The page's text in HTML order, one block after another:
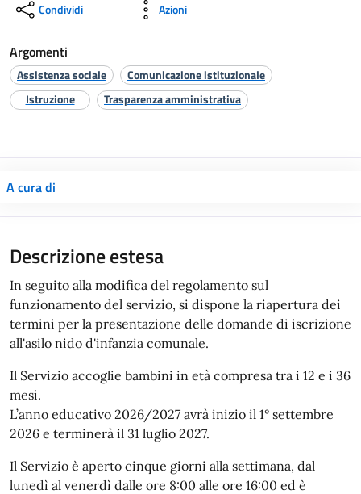
Condividi Azioni
Argomenti
Assistenza sociale
Comunicazione istituzionale
Istruzione
Trasparenza amministrativa
A cura di
Descrizione estesa
In seguito alla modifica del regolamento sul
funzionamento del servizio, si dispone la riapertura dei
termini per la presentazione delle domande di iscrizione
all'asilo nido d'infanzia comunale.
Il Servizio accoglie bambini in età compresa tra i 12 e i 36
mesi.
L’anno educativo 2026/2027 avrà inizio il 1° settembre
2026 e terminerà il 31 luglio 2027.
Il Servizio è aperto cinque giorni alla settimana, dal
lunedì al venerdì dalle ore 8:00 alle ore 16:00 ed è